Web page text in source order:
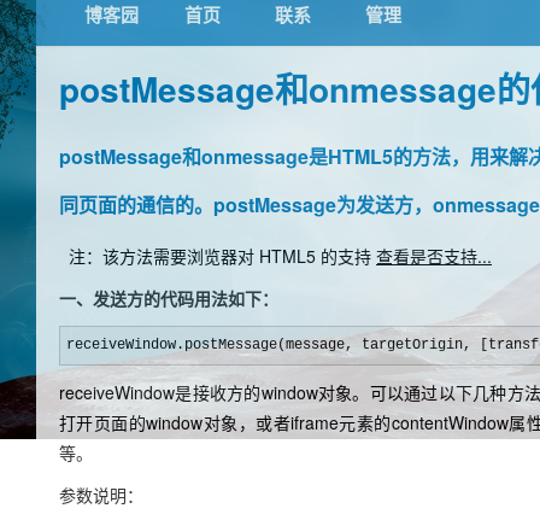
博客园 首页 联系 管理
postMessage和onmessage的
postMessage和onmessage是HTML5的方法，用来解
同页面的通信的。postMessage为发送方，
注：该方法需要浏览器对 HTML5 的支持 查看是否支持...
一、发送方的代码用法如下：
receiveWindow.postMessage(message, targetOrigin,
receiveWindow是接收方的window对象。可以通过以下几种方
打开页面的window对象，或者iframe元素的contentWindow属
等。
参数说明：